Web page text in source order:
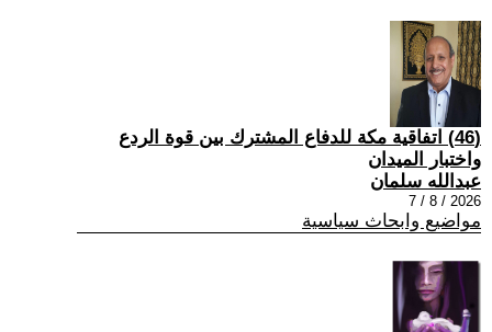
(46) اتفاقية مكة للدفاع المشترك بين قوة الردع
واختبار الميدان
عبدالله سلمان
2026 / 8 / 7
مواضيع وابحاث سياسية